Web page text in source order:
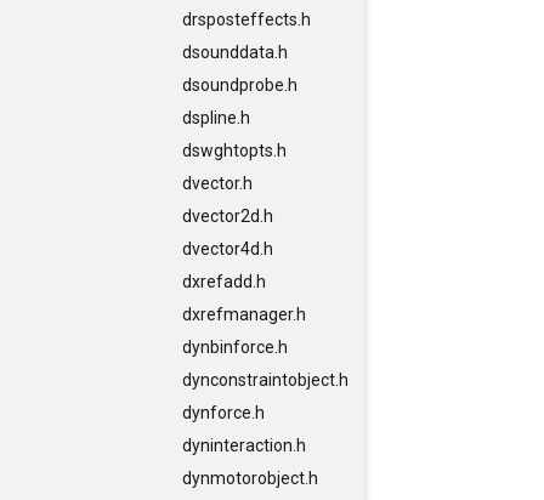
drsposteffects.h
dsounddata.h
dsoundprobe.h
dspline.h
dswghtopts.h
dvector.h
dvector2d.h
dvector4d.h
dxrefadd.h
dxrefmanager.h
dynbinforce.h
dynconstraintobject.h
dynforce.h
dyninteraction.h
dynmotorobject.h